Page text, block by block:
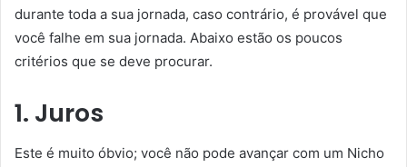
durante toda a sua jornada, caso contrário, é provável que
você falhe em sua jornada. Abaixo estão os poucos
critérios que se deve procurar.
1. Juros
Este é muito óbvio; você não pode avançar com um Nicho